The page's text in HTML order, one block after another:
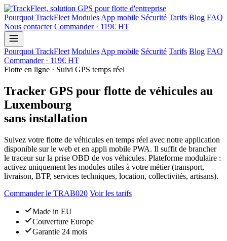
Pourquoi TrackFleet Modules App mobile Sécurité Tarifs Blog FAQ
Nous contacter Commander · 119€ HT
Pourquoi TrackFleet Modules App mobile Sécurité Tarifs Blog FAQ
Commander · 119€ HT
Flotte en ligne · Suivi GPS temps réel
Tracker GPS pour flotte de véhicules au
Luxembourg
sans installation
Suivez votre flotte de véhicules en temps réel avec notre application
disponible sur le web et en appli mobile PWA. Il suffit de brancher
le traceur sur la prise OBD de vos véhicules. Plateforme modulaire :
activez uniquement les modules utiles à votre métier (transport,
livraison, BTP, services techniques, location, collectivités, artisans).
Commander le TRAB020 Voir les tarifs
Made in EU
Couverture Europe
Garantie 24 mois